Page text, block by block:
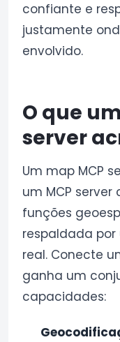
confiante e
justamente
envolvido.
O que
server
Um map MCP
um MCP
funções
respaldada
real. Conecte
ganha um
capacidades: